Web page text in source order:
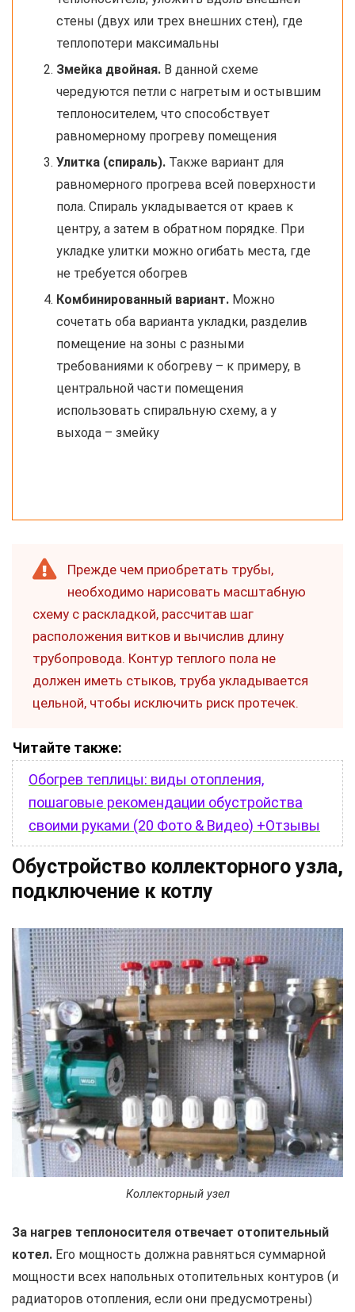
стены (двух или трех внешних стен), где
теплопотери максимальны
Змейка двойная. В данной схеме
чередуются петли с нагретым и остывшим
теплоносителем, что способствует
равномерному прогреву помещения
Улитка (спираль). Также вариант для
равномерного прогрева всей поверхности
пола. Спираль укладывается от краев к
центру, а затем в обратном порядке. При
укладке улитки можно огибать места, где
не требуется обогрев
Комбинированный вариант. Можно
сочетать оба варианта укладки, разделив
помещение на зоны с разными
требованиями к обогреву – к примеру, в
центральной части помещения
использовать спиральную схему, а у
выхода – змейку
Прежде чем приобретать трубы,
необходимо нарисовать масштабную
схему с раскладкой, рассчитав шаг
расположения витков и вычислив длину
трубопровода. Контур теплого пола не
должен иметь стыков, труба укладывается
цельной, чтобы исключить риск протечек.
Читайте также:
Обогрев теплицы: виды отопления,
пошаговые рекомендации обустройства
своими руками (20 Фото & Видео) +Отзывы
Обустройство коллекторного узла,
подключение к котлу
Коллекторный узел
За нагрев теплоносителя отвечает отопительный
котел. Его мощность должна равняться суммарной
мощности всех напольных отопительных контуров (и
радиаторов отопления, если они предусмотрены)